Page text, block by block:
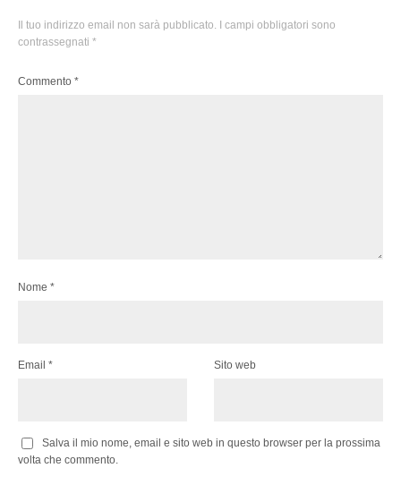
Il tuo indirizzo email non sarà pubblicato.
I campi obbligatori sono
contrassegnati *
Commento *
Nome *
Email * Sito web
Salva il mio nome, email e sito web in questo browser per la prossima
volta che commento.